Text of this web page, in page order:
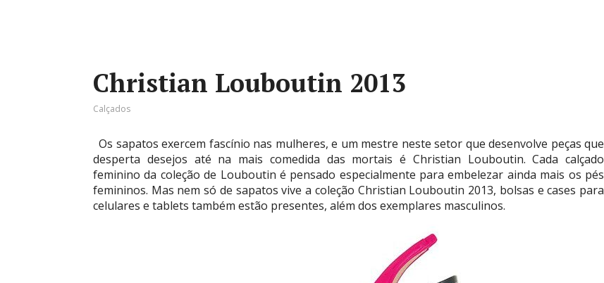
Christian Louboutin 2013
Calçados
Os sapatos exercem fascínio nas mulheres, e um mestre neste setor que desenvolve peças que
desperta desejos até na mais comedida das mortais é Christian Louboutin. Cada calçado
feminino da coleção de Louboutin é pensado especialmente para embelezar ainda mais os pés
femininos. Mas nem só de sapatos vive a coleção Christian Louboutin 2013, bolsas e cases para
celulares e tablets também estão presentes, além dos exemplares masculinos.